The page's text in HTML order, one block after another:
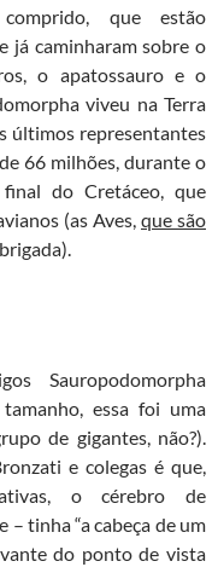
que estão
já caminharam sobre o
o apatossauro e o
viveu na Terra
últimos representantes
66 milhões, durante o
do Cretáceo, que
(as Aves, que são
Sauropodomorpha
essa foi uma
de gigantes, não?).
e colegas é que,
o cérebro de
tinha “a cabeça de um
do ponto de vista